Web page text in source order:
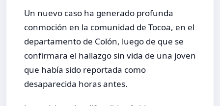
Un nuevo caso ha generado profunda
conmoción en la comunidad de Tocoa, en el
departamento de Colón, luego de que se
confirmara el hallazgo sin vida de una joven
que había sido reportada como
desaparecida horas antes.